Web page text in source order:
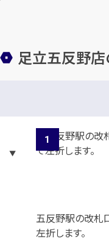
足立五反野店
五反野駅の改札
左折します。